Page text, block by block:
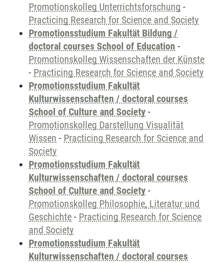
Promotionskolleg Unterrichtsforschung -
Practicing Research for Science and Society
Promotionsstudium Fakultät Bildung /
doctoral courses School of Education -
Promotionskolleg Wissenschaften der Künste
- Practicing Research for Science and Society
Promotionsstudium Fakultät
Kulturwissenschaften / doctoral courses
School of Culture and Society -
Promotionskolleg Darstellung Visualität
Wissen - Practicing Research for Science and
Society
Promotionsstudium Fakultät
Kulturwissenschaften / doctoral courses
School of Culture and Society -
Promotionskolleg Philosophie, Literatur und
Geschichte - Practicing Research for Science
and Society
Promotionsstudium Fakultät
Kulturwissenschaften / doctoral courses